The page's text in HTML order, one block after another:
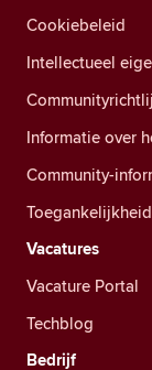
Cookiebeleid
Intellectueel
Informatie over
Community-
Vacatures
Vacature Portal
Techblog
Bedrijf